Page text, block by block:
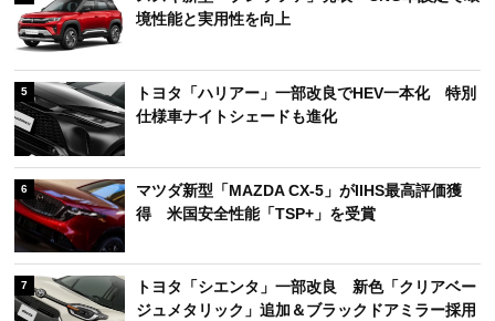
境性能と実用性を向上
5
トヨタ「ハリアー」一部改良でHEV一本化 特別
仕様車ナイトシェードも進化
6
マツダ新型「MAZDA CX-5」がIIHS最高評価獲
得 米国安全性能「TSP+」を受賞
7
トヨタ「シエンタ」一部改良 新色「クリアベー
ジュメタリック」追加＆ブラックドアミラー採用